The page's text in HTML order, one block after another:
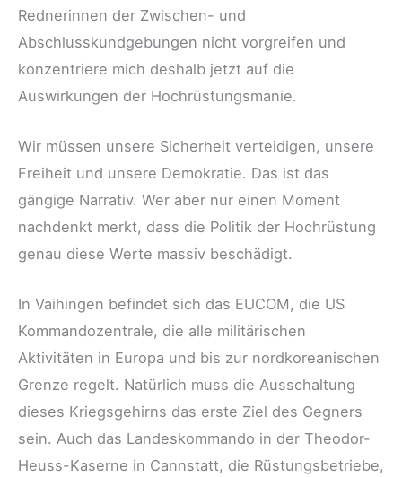
Rednerinnen der Zwischen- und
Abschlusskundgebungen nicht vorgreifen und
konzentriere mich deshalb jetzt auf die
Auswirkungen der Hochrüstungsmanie.
Wir müssen unsere Sicherheit verteidigen, unsere
Freiheit und unsere Demokratie. Das ist das
gängige Narrativ. Wer aber nur einen Moment
nachdenkt merkt, dass die Politik der Hochrüstung
genau diese Werte massiv beschädigt.
In Vaihingen befindet sich das EUCOM, die US
Kommandozentrale, die alle militärischen
Aktivitäten in Europa und bis zur nordkoreanischen
Grenze regelt. Natürlich muss die Ausschaltung
dieses Kriegsgehirns das erste Ziel des Gegners
sein. Auch das Landeskommando in der Theodor-
Heuss-Kaserne in Cannstatt, die Rüstungsbetriebe,